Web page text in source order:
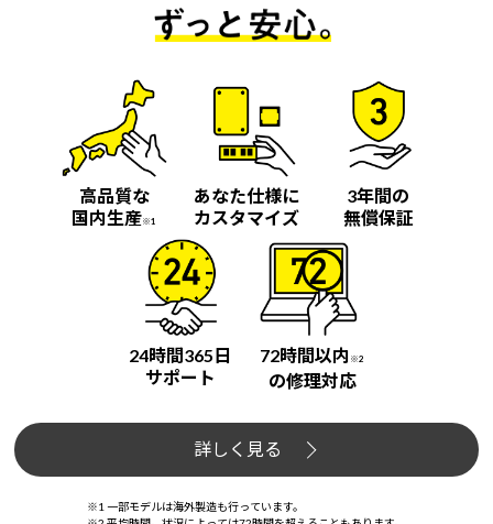
高品質な
国内生産※1
あなた仕様に
カスタマイズ
3年間の
無償保証
24時間365日
サポート
72時間以内 ※2
の修理対応
詳しく見る
※1 一部モデルは海外製造も行っています。